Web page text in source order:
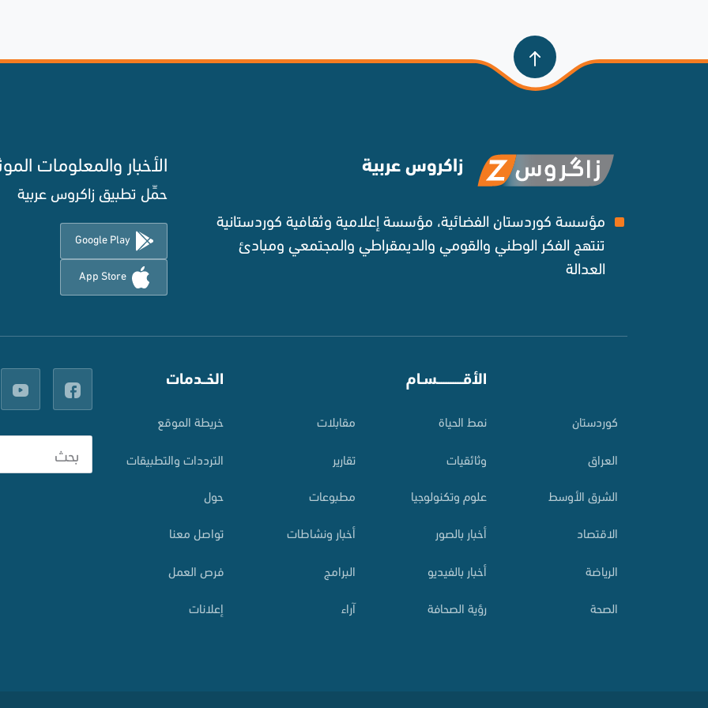
زاكروس عربية
مؤسسة كوردستان الفضائية، مؤسسة إعلامية وثقافية كوردستانية
تنتهج الفكر الوطني والقومي والديمقراطي والمجتمعي ومبادئ
العدالة ‌
الأخبار والمعلومات
حمِّل تطبيق زاكروس عربية
Google Play
App Store
کوردستان
العراق
الشرق الأوسط
الاقتصاد
الرياضة
الصحة
الأقـــــــــــسـام
نمط الحياة
وثائقيات
علوم وتكنولوجيا
أخبار بالصور
أخبار بالفيديو
رؤية الصحافة
مقابلات
تقارير
مطبوعات
أخبار ونشاطات
البرامج
آراء
الخــدمات
خريطة الموقع
الترددات والتطبيقات
حول
تواصل معنا
فرص العمل
إعلانات